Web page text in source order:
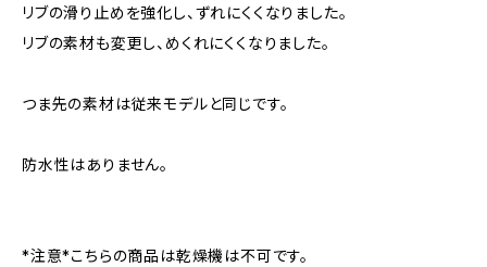
リブの滑り止めを強化し、ずれにくくなりました。
リブの素材も変更し、めくれにくくなりました。
つま先の素材は従来モデルと同じです。
防水性はありません。
*注意*こちらの商品は乾燥機は不可です。